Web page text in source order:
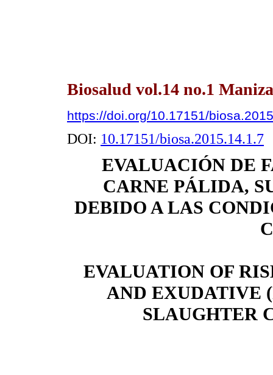
Biosalud vol.14 no.1
https://doi.org/10.17151/
DOI: 10.17151/biosa.2015.14.1.7
EVALUACIÓN DE
CARNE PÁLIDA,
DEBIDO A LAS
EVALUATION OF
AND EXUDATIVE
SLAUGHTER